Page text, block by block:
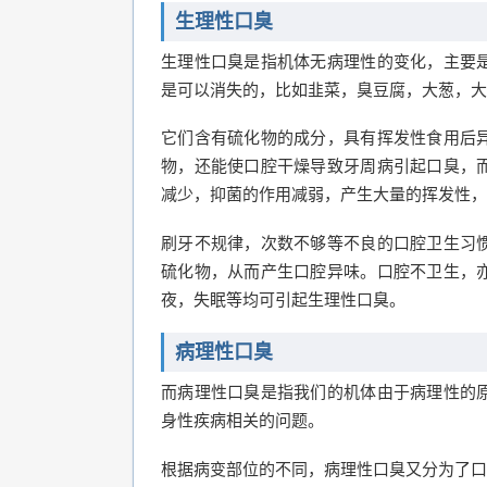
生理性口臭
生理性口臭是指机体无病理性的变化，主
是可以消失的，比如韭菜，臭豆腐，大葱，
它们含有硫化物的成分，具有挥发性食用
物，还能使口腔干燥导致牙周病引起口臭
减少，抑菌的作用减弱，产生大量的挥发性
刷牙不规律，次数不够等不良的口腔卫生
硫化物，从而产生口腔异味。口腔不卫生
夜，失眠等均可引起生理性口臭。
病理性口臭
而病理性口臭是指我们的机体由于病理性
身性疾病相关的问题。
根据病变部位的不同，病理性口臭又分为了